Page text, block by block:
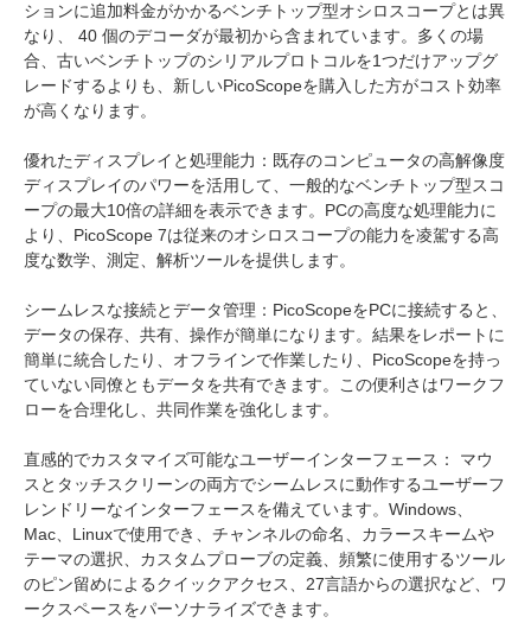
ションに追加料金がかかるベンチトップ型オシロスコープとは異
なり、 40 個のデコーダが最初から含まれています。多くの場
合、古いベンチトップのシリアルプロトコルを1つだけアップグ
レードするよりも、新しいPicoScopeを購入した方がコスト効率
が高くなります。
優れたディスプレイと処理能力：既存のコンピュータの高解像度
ディスプレイのパワーを活用して、一般的なベンチトップ型スコ
ープの最大10倍の詳細を表示できます。PCの高度な処理能力に
より、PicoScope 7は従来のオシロスコープの能力を凌駕する高
度な数学、測定、解析ツールを提供します。
シームレスな接続とデータ管理：PicoScopeをPCに接続すると、
データの保存、共有、操作が簡単になります。結果をレポートに
簡単に統合したり、オフラインで作業したり、PicoScopeを持っ
ていない同僚ともデータを共有できます。この便利さはワークフ
ローを合理化し、共同作業を強化します。
直感的でカスタマイズ可能なユーザーインターフェース： マウ
スとタッチスクリーンの両方でシームレスに動作するユーザーフ
レンドリーなインターフェースを備えています。Windows、
Mac、Linuxで使用でき、チャンネルの命名、カラースキームや
テーマの選択、カスタムプローブの定義、頻繁に使用するツール
のピン留めによるクイックアクセス、27言語からの選択など、ワ
ークスペースをパーソナライズできます。